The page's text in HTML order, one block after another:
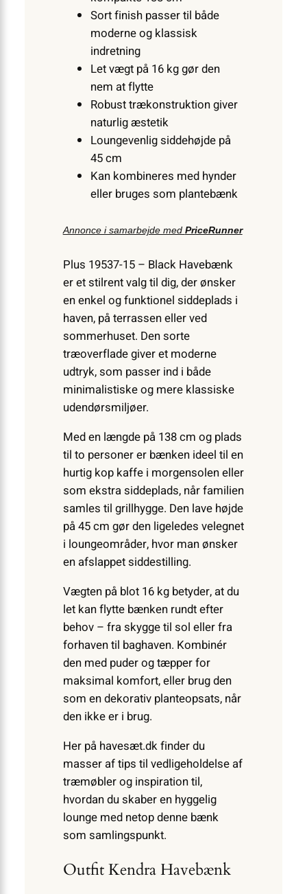
Sort finish passer til både
moderne og klassisk
indretning
Let vægt på 16 kg gør den
nem at flytte
Robust trækonstruktion giver
naturlig æstetik
Loungevenlig siddehøjde på
45 cm
Kan kombineres med hynder
eller bruges som plantebænk
Annonce i samarbejde med PriceRunner
Plus 19537-15 – Black Havebænk
er et stilrent valg til dig, der ønsker
en enkel og funktionel siddeplads i
haven, på terrassen eller ved
sommerhuset. Den sorte
træoverflade giver et moderne
udtryk, som passer ind i både
minimalistiske og mere klassiske
udendørsmiljøer.
Med en længde på 138 cm og plads
til to personer er bænken ideel til en
hurtig kop kaffe i morgensolen eller
som ekstra siddeplads, når familien
samles til grillhygge. Den lave højde
på 45 cm gør den ligeledes velegnet
i loungeområder, hvor man ønsker
en afslappet siddestilling.
Vægten på blot 16 kg betyder, at du
let kan flytte bænken rundt efter
behov – fra skygge til sol eller fra
forhaven til baghaven. Kombinér
den med puder og tæpper for
maksimal komfort, eller brug den
som en dekorativ planteopsats, når
den ikke er i brug.
Her på havesæt.dk finder du
masser af tips til vedligeholdelse af
træmøbler og inspiration til,
hvordan du skaber en hyggelig
lounge med netop denne bænk
som samlingspunkt.
Outfit Kendra Havebænk